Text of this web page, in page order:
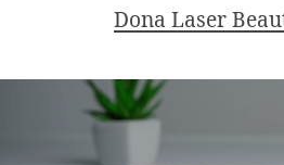
Dona Laser